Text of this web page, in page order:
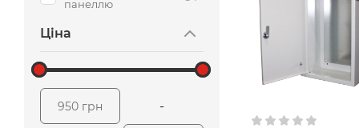
панеллю
Ціна
950 грн -
монтажноюВ кошик